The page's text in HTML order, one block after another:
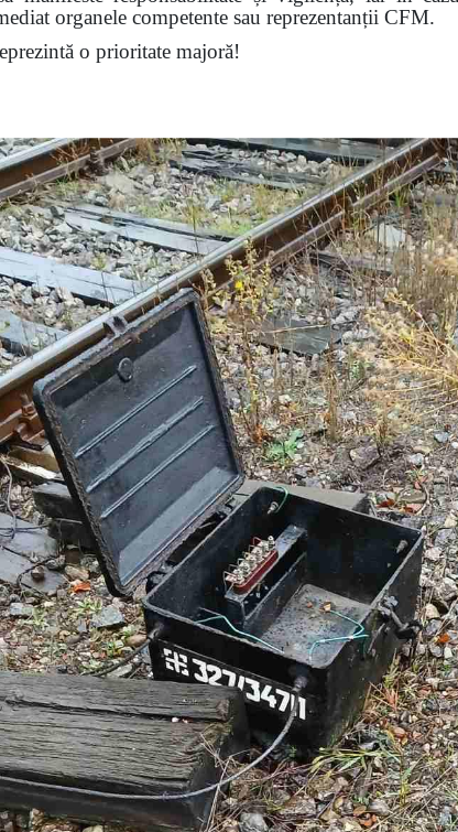
organele competente sau reprezentanții CFM.
o prioritate majoră!